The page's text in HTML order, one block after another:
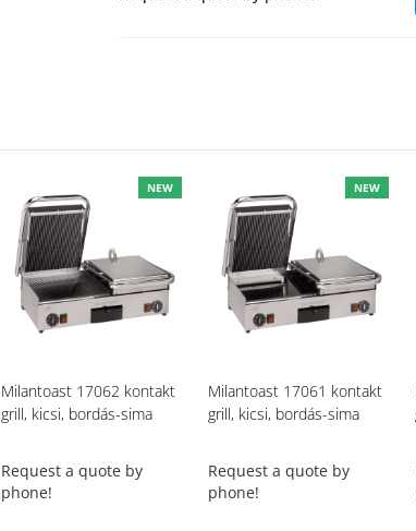
NEW
Milantoast 17062 kontakt
grill, kicsi, bordás-sima
Request a quote by
phone!
NEW
Milantoast 17061 kontakt
grill, kicsi, bordás-sima
Request a quote by
phone!